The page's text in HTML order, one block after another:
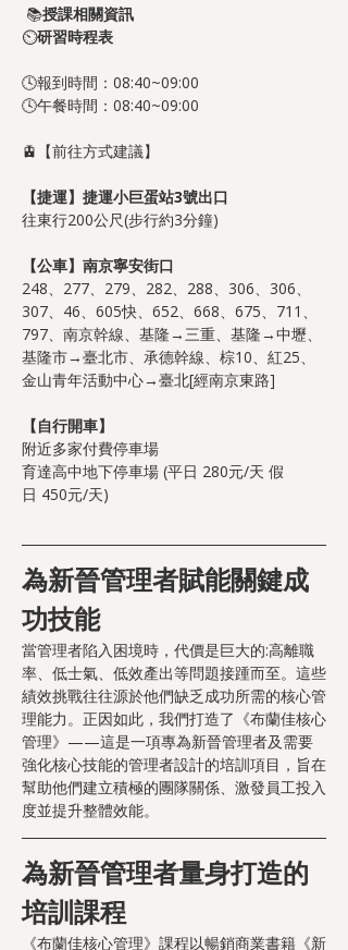
📚授課相關資訊
⏲️研習時程表
🕓報到時間：08:40~09:00
🕓午餐時間：08:40~09:00
🚊【前往方式建議】
【捷運】捷運小巨蛋站3號出口
往東行200公尺(步行約3分鐘)
【公車】南京寧安街口
248、277、279、282、288、306、306、
307、46、605快、652、668、675、711、
797、南京幹線、基隆→三重、基隆→中壢、
基隆市→臺北市、承德幹線、棕10、紅25、
金山青年活動中心→臺北[經南京東路]
【自行開車】
附近多家付費停車場
育達高中地下停車場 (平日 280元/天 假
日 450元/天)
為新晉管理者賦能關鍵成
功技能
當管理者陷入困境時，代價是巨大的:高離職
率、低士氣、低效產出等問題接踵而至。這些
績效挑戰往往源於他們缺乏成功所需的核心管
理能力。正因如此，我們打造了《布蘭佳核心
管理》——這是一項專為新晉管理者及需要
強化核心技能的管理者設計的培訓項目，旨在
幫助他們建立積極的團隊關係、激發員工投入
度並提升整體效能。
為新晉管理者量身打造的
培訓課程
《布蘭佳核心管理》課程以暢銷商業書籍《新